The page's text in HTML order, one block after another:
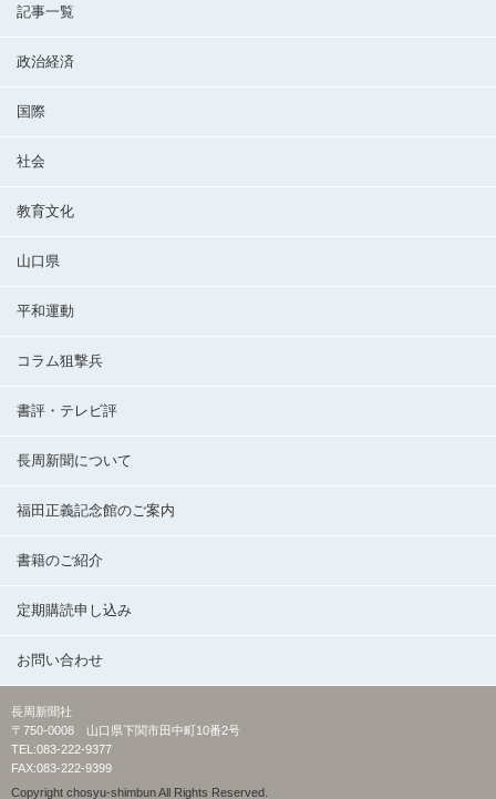
記事一覧
政治経済
国際
社会
教育文化
山口県
平和運動
コラム狙撃兵
書評・テレビ評
長周新聞について
福田正義記念館のご案内
書籍のご紹介
定期購読申し込み
お問い合わせ
長周新聞社
〒750-0008 山口県下関市田中町10番2号
TEL:083-222-9377
FAX:083-222-9399
Copyright chosyu-shimbun All Rights Reserved.